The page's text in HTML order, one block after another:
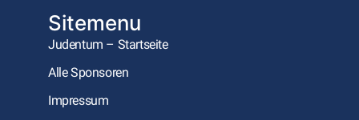
Sitemenu
Judentum – Startseite
Alle Sponsoren
Impressum